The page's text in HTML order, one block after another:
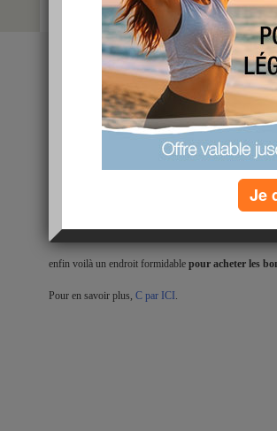
avec
Chef
normes!
Plaisirs
Avec
Hours & Grussaute,
enfin toute la bande d'inséparablesZexceptionnels
le Tariquet de Claude, of course,
enfin voilà un endroit formidable pour acheter les
Pour en savoir plus, C par ICI .
Je